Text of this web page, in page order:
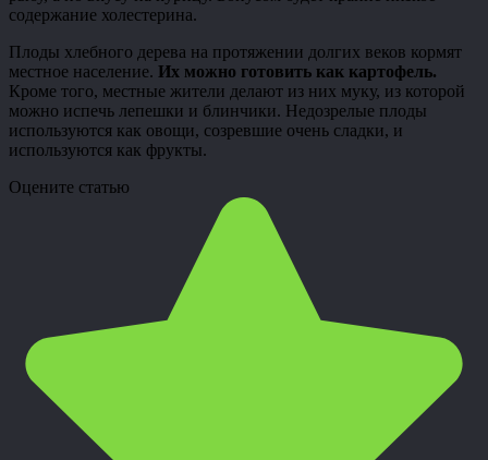
содержание холестерина.
Плоды хлебного дерева на протяжении долгих веков кормят
местное население. Их можно готовить как картофель.
Кроме того, местные жители делают из них муку, из которой
можно испечь лепешки и блинчики. Недозрелые плоды
используются как овощи, созревшие очень сладки, и
используются как фрукты.
Оцените статью